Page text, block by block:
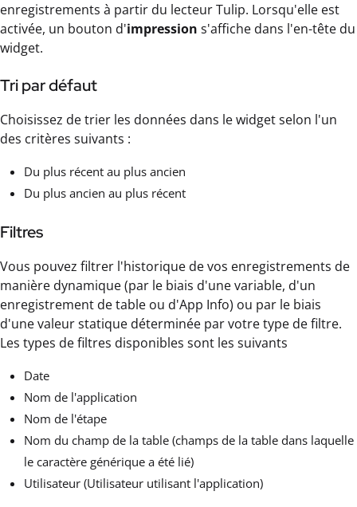
enregistrements à partir du lecteur Tulip. Lorsqu'elle est
activée, un bouton d'impression s'affiche dans l'en-tête du
widget.
Tri par défaut
Choisissez de trier les données dans le widget selon l'un
des critères suivants :
Du plus récent au plus ancien
Du plus ancien au plus récent
Filtres
Vous pouvez filtrer l'historique de vos enregistrements de
manière dynamique (par le biais d'une variable, d'un
enregistrement de table ou d'App Info) ou par le biais
d'une valeur statique déterminée par votre type de filtre.
Les types de filtres disponibles sont les suivants
Date
Nom de l'application
Nom de l'étape
Nom du champ de la table (champs de la table dans laquelle
le caractère générique a été lié)
Utilisateur (Utilisateur utilisant l'application)